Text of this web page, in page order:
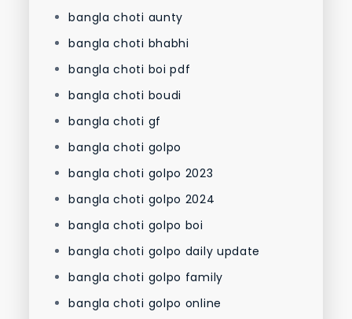
bangla choti aunty
bangla choti bhabhi
bangla choti boi pdf
bangla choti boudi
bangla choti gf
bangla choti golpo
bangla choti golpo 2023
bangla choti golpo 2024
bangla choti golpo boi
bangla choti golpo daily update
bangla choti golpo family
bangla choti golpo online